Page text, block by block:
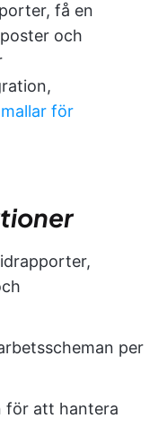
få en
och
mallar för
per
för att hantera